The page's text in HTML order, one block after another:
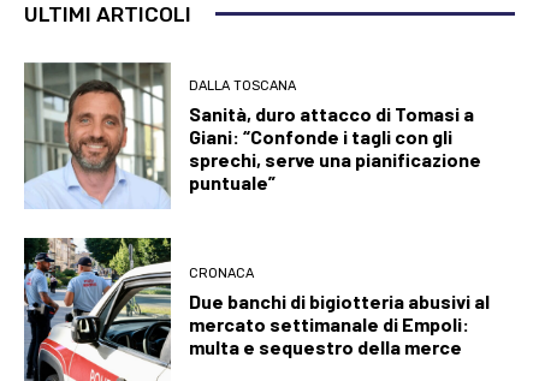
ULTIMI ARTICOLI
DALLA TOSCANA
Sanità, duro attacco di Tomasi a
Giani: “Confonde i tagli con gli
sprechi, serve una pianificazione
puntuale”
CRONACA
Due banchi di bigiotteria abusivi al
mercato settimanale di Empoli:
multa e sequestro della merce